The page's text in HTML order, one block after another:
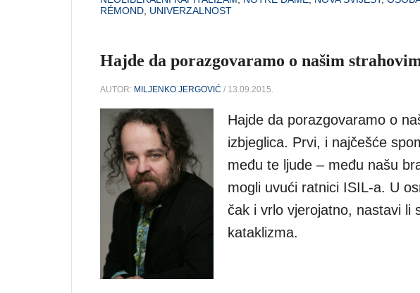
RÉMOND, UNIVERZALNOST
Hajde da porazgovaramo o našim
AUTOR: MILJENKO JERGOVIĆ / 13.09.2015.
Hajde da porazgovaramo o
izbjeglica. Prvi, i najčešće
među te ljude – među našu
mogli uvući ratnici ISIL-a. U
čak i vrlo vjerojatno, nastavi li
kataklizma.